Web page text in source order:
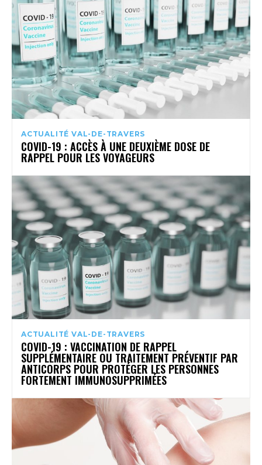
ACTUALITÉ VAL-DE-TRAVERS
COVID-19 : ACCÈS À UNE DEUXIÈME DOSE DE
RAPPEL POUR LES VOYAGEURS
ACTUALITÉ VAL-DE-TRAVERS
COVID-19 : VACCINATION DE RAPPEL
SUPPLÉMENTAIRE OU TRAITEMENT PRÉVENTIF PAR
ANTICORPS POUR PROTÉGER LES PERSONNES
FORTEMENT IMMUNOSUPPRIMÉES